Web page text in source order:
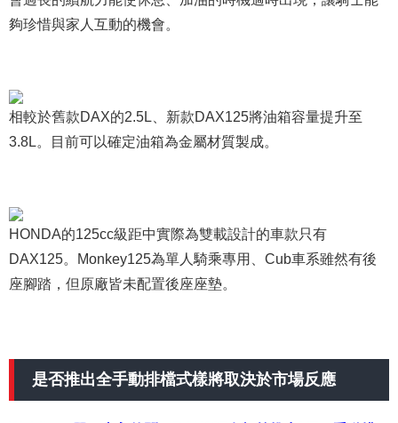
夠珍惜與家人互動的機會。
相較於舊款DAX的2.5L、新款DAX125將油箱容量提升至
3.8L。目前可以確定油箱為金屬材質製成。
HONDA的125cc級距中實際為雙載設計的車款只有
DAX125。Monkey125為單人騎乘專用、Cub車系雖然有後
座腳踏，但原廠皆未配置後座座墊。
是否推出全手動排檔式樣將取決於市場反應